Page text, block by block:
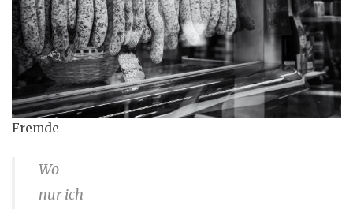
Fremde
Wo
nur ich